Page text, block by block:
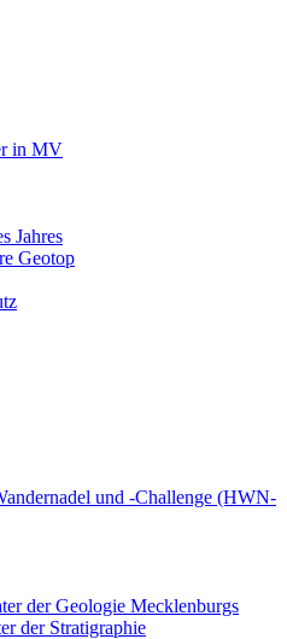
in MV
Jahres
Geotop
und -Challenge (HWN-
der Geologie Mecklenburgs
der Stratigraphie